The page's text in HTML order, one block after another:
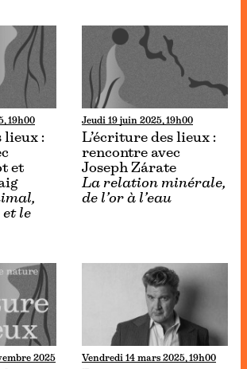
19h00
lieux :
et
le
Jeudi 19 juin 2025, 19h00
L’écriture des lieux :
rencontre avec
Joseph Zárate
La relation minérale,
de l’or à l’eau
2025 Vendredi 14 mars 2025, 19h00